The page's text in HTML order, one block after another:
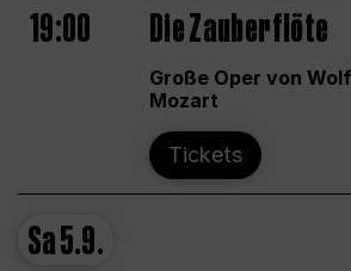
19:00 Die Zauberflöte
Große Oper von
Mozart
Tickets
Sa5.9.